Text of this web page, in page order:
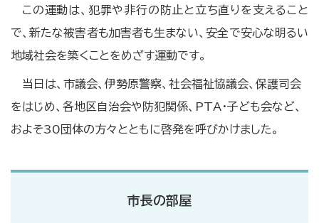
この運動は、犯罪や非行の防止と立ち直りを支えること
で、新たな被害者も加害者も生まない、安全で安心な明るい
地域社会を築くことをめざす運動です。
当日は、市議会、伊勢原警察、社会福祉協議会、保護司会
をはじめ、各地区自治会や防犯関係、PTA・子ども会など、
およそ30団体の方々とともに啓発を呼びかけました。
市長の部屋